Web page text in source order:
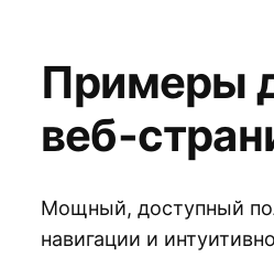
Примеры
веб-
Мощный, доступный
навигации и